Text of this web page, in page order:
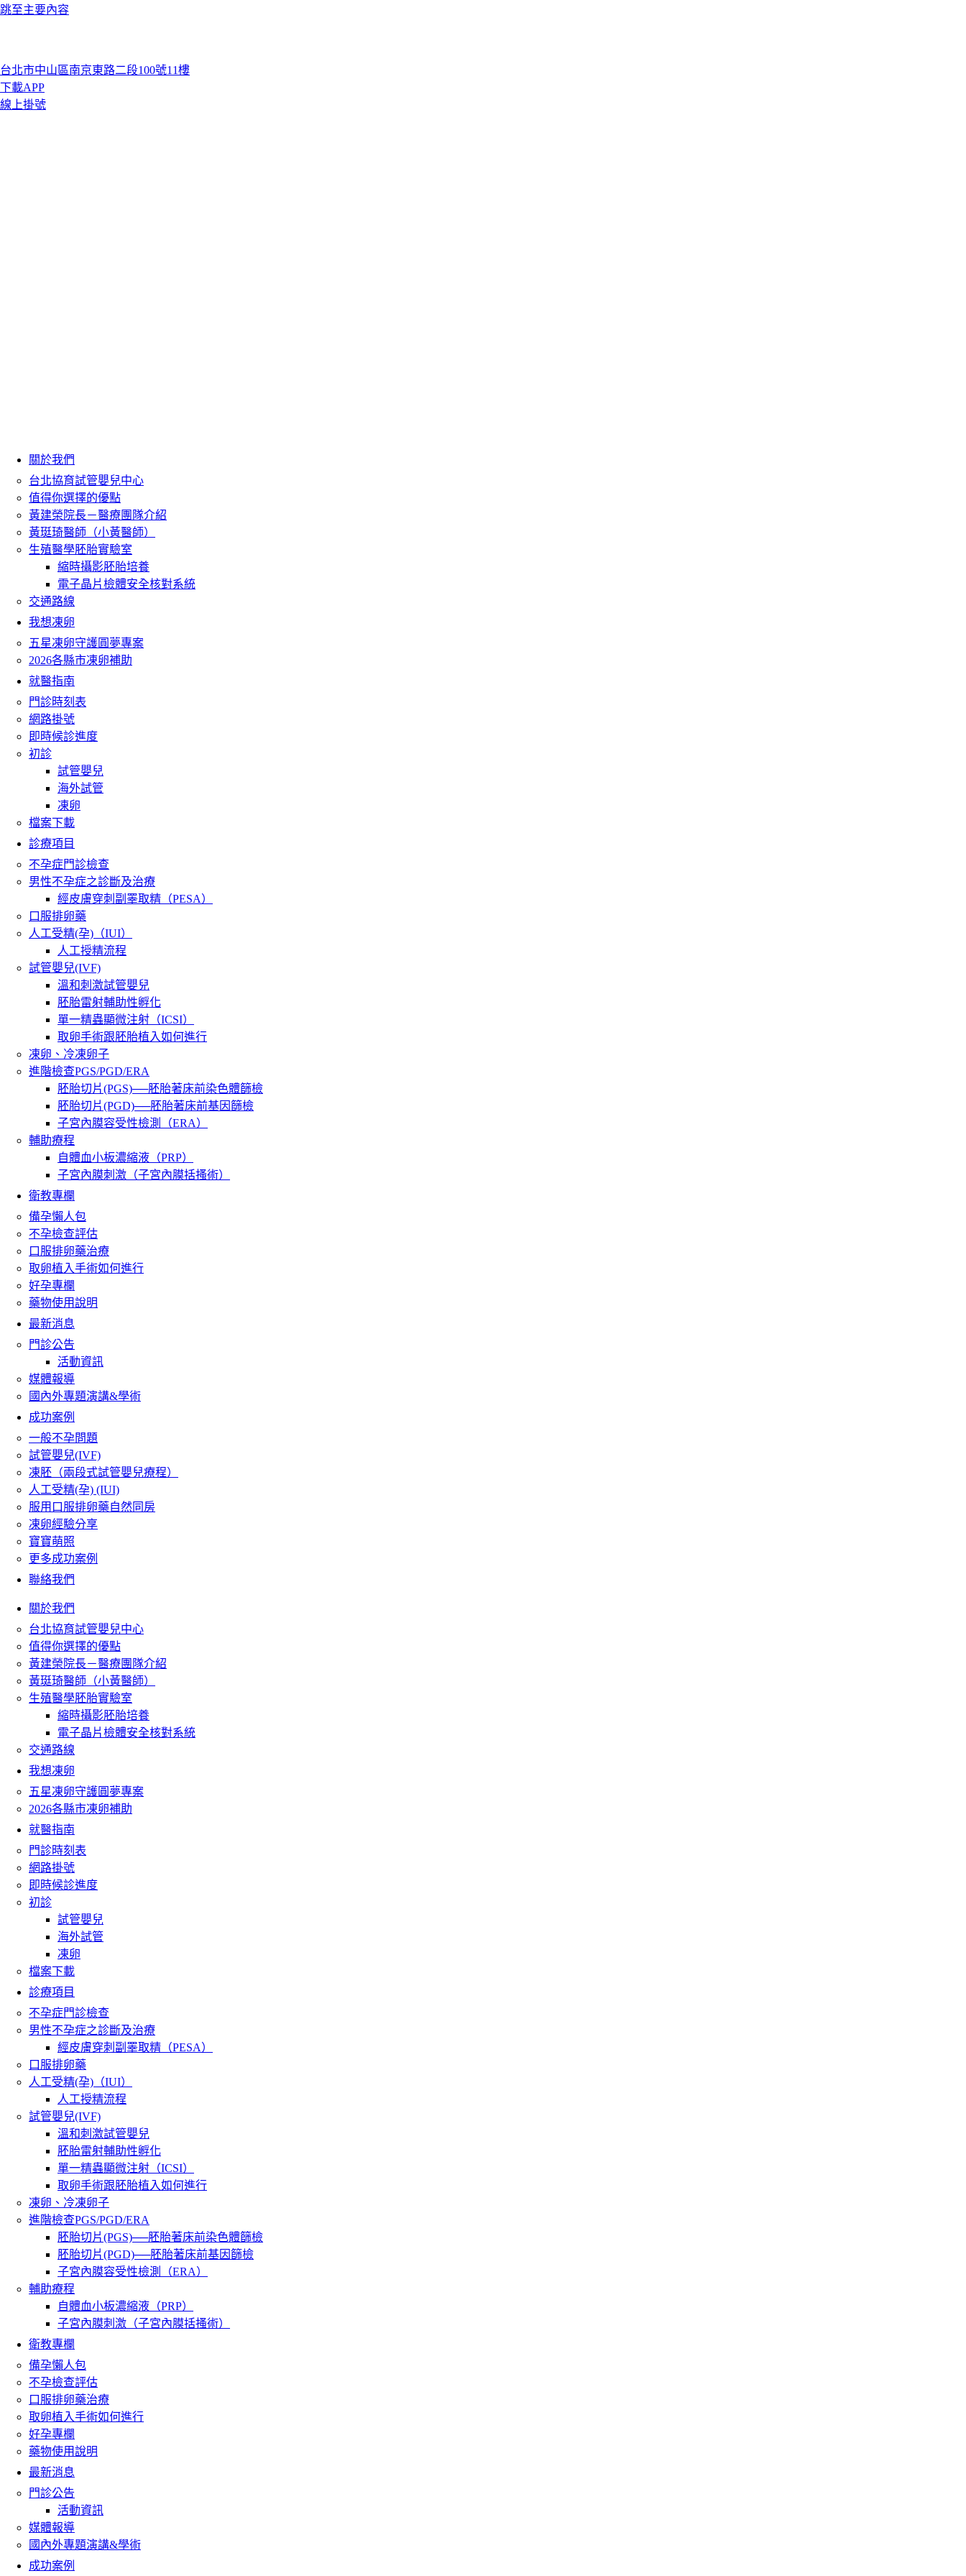
跳至主要內容
台北市中山區南京東路二段100號11樓
下載APP
線上掛號
關於我們
台北協育試管嬰兒中心
值得你選擇的優點
黃建榮院長－醫療團隊介紹
黃珽琦醫師（小黃醫師）
生殖醫學胚胎實驗室
縮時攝影胚胎培養
電子晶片檢體安全核對系統
交通路線
我想凍卵
五星凍卵守護圓夢專案
2026各縣市凍卵補助
就醫指南
門診時刻表
網路掛號
即時候診進度
初診
試管嬰兒
海外試管
凍卵
檔案下載
診療項目
不孕症門診檢查
男性不孕症之診斷及治療
經皮膚穿刺副睪取精（PESA）
口服排卵藥
人工受精(孕)（IUI）
人工授精流程
試管嬰兒(IVF)
溫和刺激試管嬰兒
胚胎雷射輔助性孵化
單一精蟲顯微注射（ICSI）
取卵手術跟胚胎植入如何進行
凍卵、冷凍卵子
進階檢查PGS/PGD/ERA
胚胎切片(PGS)──胚胎著床前染色體篩檢
胚胎切片(PGD)──胚胎著床前基因篩檢
子宮內膜容受性檢測（ERA）
輔助療程
自體血小板濃縮液（PRP）
子宮內膜刺激（子宮內膜括搔術）
衛教專欄
備孕懶人包
不孕檢查評估
口服排卵藥治療
取卵植入手術如何進行
好孕專欄
藥物使用說明
最新消息
門診公告
活動資訊
媒體報導
國內外專題演講&學術
成功案例
一般不孕問題
試管嬰兒(IVF)
凍胚（兩段式試管嬰兒療程）
人工受精(孕) (IUI)
服用口服排卵藥自然同房
凍卵經驗分享
寶寶萌照
更多成功案例
聯絡我們
關於我們
台北協育試管嬰兒中心
值得你選擇的優點
黃建榮院長－醫療團隊介紹
黃珽琦醫師（小黃醫師）
生殖醫學胚胎實驗室
縮時攝影胚胎培養
電子晶片檢體安全核對系統
交通路線
我想凍卵
五星凍卵守護圓夢專案
2026各縣市凍卵補助
就醫指南
門診時刻表
網路掛號
即時候診進度
初診
試管嬰兒
海外試管
凍卵
檔案下載
診療項目
不孕症門診檢查
男性不孕症之診斷及治療
經皮膚穿刺副睪取精（PESA）
口服排卵藥
人工受精(孕)（IUI）
人工授精流程
試管嬰兒(IVF)
溫和刺激試管嬰兒
胚胎雷射輔助性孵化
單一精蟲顯微注射（ICSI）
取卵手術跟胚胎植入如何進行
凍卵、冷凍卵子
進階檢查PGS/PGD/ERA
胚胎切片(PGS)──胚胎著床前染色體篩檢
胚胎切片(PGD)──胚胎著床前基因篩檢
子宮內膜容受性檢測（ERA）
輔助療程
自體血小板濃縮液（PRP）
子宮內膜刺激（子宮內膜括搔術）
衛教專欄
備孕懶人包
不孕檢查評估
口服排卵藥治療
取卵植入手術如何進行
好孕專欄
藥物使用說明
最新消息
門診公告
活動資訊
媒體報導
國內外專題演講&學術
成功案例